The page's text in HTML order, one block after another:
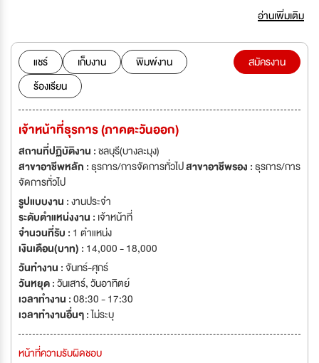
Support) และงานทรัพยากรบุคคล (Human Resources Management) แก่
บริษัทต่าง ๆ ในกลุ่มธุรกิจ ซึ่งหลังจากระยะเวลาไม่นาน บริษัทได้รับความไว้วางใจ
จากบริษัทนอกกลุ่มธุรกิจ จึงได้ขยายฐานลูกค้านับแต่นั้นเป็นต้นมา โดยใน
ปัจจุบัน มีลูกค้าที่บริษัทให้บริการ ตั้งแต่องค์กรขนาดเล็กจนถึงองค์กรขนาดใหญ่
ระดับประเทศ ในเกือบทุกกลุ่มธุรกิจ
อ่านเพิ่มเติม
แชร์ เก็บงาน
พิมพ์งาน
ร้องเรียน
สมัครงาน
เจ้าหน้าที่ธุรการ (ภาคตะวันออก)
สถานที่ปฏิบัติงาน :ชลบุรี(บางละมุง)
สาขาอาชีพหลัก :ธุรการ/การจัดการทั่วไปสาขาอาชีพรอง :ธุรการ/การ
จัดการทั่วไป
รูปแบบงาน :งานประจำ
ระดับตำแหน่งงาน : เจ้าหน้าที่
จำนวนที่รับ : 1 ตำแหน่ง
เงินเดือน(บาท) : 14,000 - 18,000
วันทำงาน :จันทร์-ศุกร์
วันหยุด :วันเสาร์,วันอาทิตย์
เวลาทำงาน :08:30 - 17:30
เวลาทำงานอื่นๆ :ไม่ระบุ
หน้าที่ความรับผิดชอบ